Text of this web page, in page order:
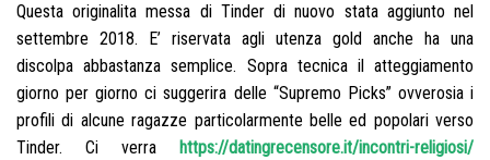
Questa originalita messa di Tinder di nuovo stata aggiunto nel
settembre 2018. E’ riservata agli utenza gold anche ha una
discolpa abbastanza semplice. Sopra tecnica il atteggiamento
giorno per giorno ci suggerira delle “Supremo Picks” ovverosia i
profili di alcune ragazze particolarmente belle ed popolari verso
Tinder. Ci verra
https://datingrecensore.it/incontri-religiosi/